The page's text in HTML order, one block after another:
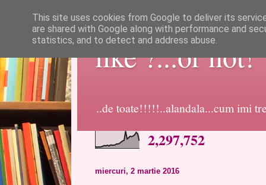
like ?...or not!
..de toate!!!!!..alandala...cum imi
2,297,752
miercuri, 2 martie 2016
This site uses cookies from Google to deliver its
are shared with Google along with performance and
statistics, and to detect and address abuse.